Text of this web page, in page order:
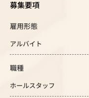
募集要項
雇用形態
アルバイト
職種
ホールスタッフ